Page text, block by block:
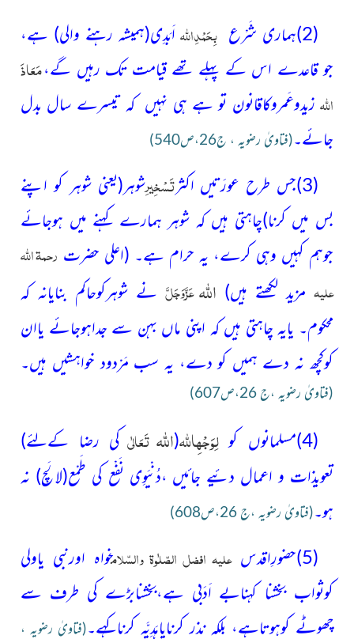
(2)ہماری شَرْع بِحَمْدِاللہاَبَدِی(ہمیشہ رہنے والی) ہے،
جو قاعدے اس کے پہلے تھے قیامت تک رہیں گے،مَعَاذَ
اللہ زیدوعَمروکاقانون تو ہے ہی نہیں کہ تیسرے سال بدل
جائے۔(فتاویٰ رضویہ ، ج26،ص540)
(3)جس طرح عورَتیں اکثر تَسْخِیرِشوہر(یعنی شوہر کو اپنے
بس میں کرنا)چاہتی ہیں کہ شوہر ہمارے کہنے میں ہوجائے
جوہم کہیں وہی کرے، یہ حرام ہے۔ (اعلی حضرت رحمۃ اللہ
علیہ مزید لکھتے ہیں) اللہعَزَّوَجَلَّنے شوہرکوحاکم بنایانہ کہ
محکوم۔ یایہ چاہتی ہیں کہ اپنی ماں بہن سے جداہوجائے یاان
کوکچھ نہ دے ہمیں کو دے، یہ سب مَرْدود خواہشیں ہیں۔
(فتاویٰ رضویہ ،ج 26،ص607)
(4)مسلمانوں کو لِوَجْہِاﷲ(اللہ تَعَالٰی کی رضا کےلئے)
تعویذات و اعمال دئیے جائیں ،دُنْیَوِی نَفْع کی طَمْع(لالَچ) نہ
ہو۔(فتاویٰ رضویہ ،ج 26،ص608)
(5)حضورِاقدس علیہ افضل الصّلٰوۃ والسّلامخواہ اورنبی یاولی
کوثواب بخشنا کہنابے اَدَبی ہے،بخشنابڑے کی طرف سے
چھوٹے کوہوتاہے، بلکہ نذر کرنایاہَدِیَّہ کرناکہے۔(فتاویٰ رضویہ ،